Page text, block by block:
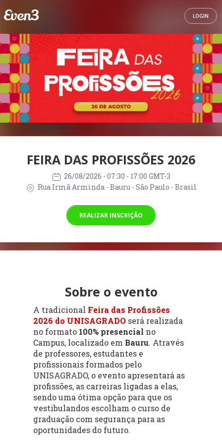
LOGIN
FEIRA DAS PROFISSÕES 2026
26/08/2026 - 07:30 - 17:00 GMT-3
Rua Irmã Arminda - Bauru - São Paulo - Brasil
REALIZAR INSCRIÇÃO
Sobre o evento
A tradicional Feira das Profissões
2026 do UNISAGRADO será realizada
no formato 100% presencial no
Campus, localizado em Bauru. Através
de professores, estudantes e
profissionais formados pelo
UNISAGRADO, o evento apresentará as
profissões, as carreiras ligadas a elas,
sendo uma ótima opção para que os
vestibulandos escolham o curso de
graduação com segurança para as
oportunidades do futuro.